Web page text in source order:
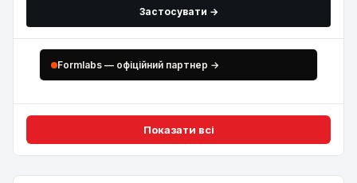
Застосувати →
Formlabs — офіційний партнер →
Показати всі